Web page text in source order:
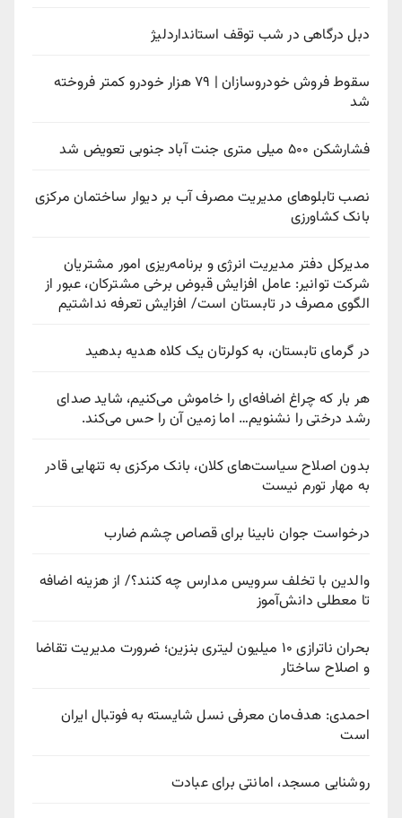
دبل درگاهی در شب توقف استانداردلیژ
سقوط فروش خودروسازان | ۷۹ هزار خودرو کمتر فروخته
شد
فشارشکن ۵۰۰ میلی متری جنت آباد جنوبی تعویض شد
نصب تابلوهای مدیریت مصرف آب بر دیوار ساختمان مرکزی
بانک کشاورزی
مدیرکل دفتر مدیریت انرژی و برنامه‌ریزی امور مشتریان
شرکت توانیر: عامل افزایش قبوض برخی مشترکان، عبور از
الگوی مصرف در تابستان است/ افزایش تعرفه نداشتیم
در گرمای تابستان، به کولرتان یک کلاه هدیه بدهید
هر بار که چراغ اضافه‌ای را خاموش می‌کنیم، شاید صدای
رشد درختی را نشنویم… اما زمین آن را حس می‌کند.
بدون اصلاح سیاست‌های کلان، بانک مرکزی به تنهایی قادر
به مهار تورم نیست
درخواست جوان نابینا برای قصاص چشم ضارب
والدین با تخلف سرویس مدارس چه کنند؟/ از هزینه اضافه
تا معطلی دانش‌آموز
بحران ناترازی ۱۰ میلیون لیتری بنزین؛ ضرورت مدیریت تقاضا
و اصلاح ساختار
احمدی: هدف‌مان معرفی نسل شایسته به فوتبال ایران
است
روشنایی مسجد، امانتی برای عبادت